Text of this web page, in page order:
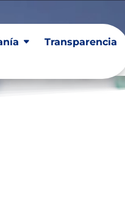
Transparencia